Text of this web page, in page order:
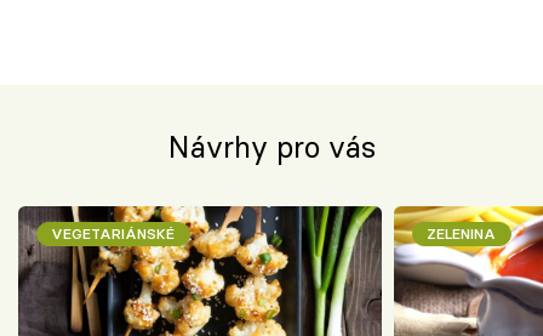
Návrhy pro vás
VEGETARIÁNSKÉ ZELENINA